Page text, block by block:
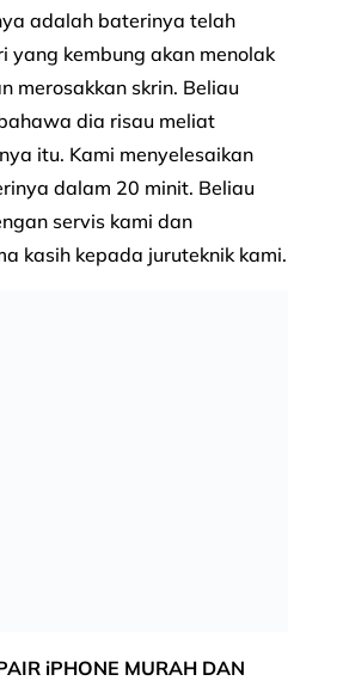
adalah baterinya telah
yang kembung akan menolak
merosakkan skrin. Beliau
dia risau meliat
itu. Kami menyelesaikan
dalam 20 minit. Beliau
servis kami dan
kasih kepada juruteknik kami.
iPHONE MURAH DAN